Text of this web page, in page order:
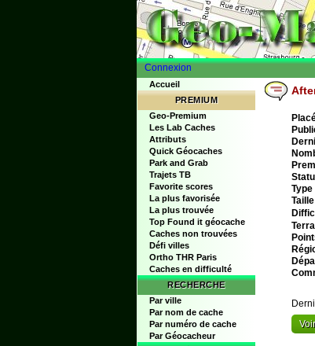
Connexion
Accueil
PREMIUM
Geo-Premium
Les Lab Caches
Attributs
Quick Géocaches
Park and Grab
Trajets TB
Favorite scores
La plus favorisée
La plus trouvée
Top Found it géocache
Caches non trouvées
Défi villes
Ortho THR Paris
Caches en difficulté
RECHERCHE
Par ville
Par nom de cache
Par numéro de cache
Par Géocacheur
Type